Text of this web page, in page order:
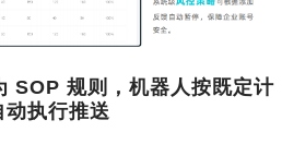
SOP 规则，机器人按既定计
动执行推送